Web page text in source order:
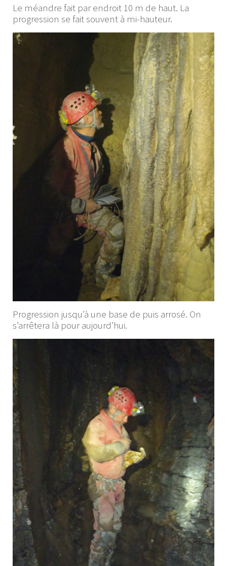
Le méandre fait par endroit 10 m de haut. La
progression se fait souvent à mi-hauteur.
Progression jusqu’à une base de puis arrosé. On
s’arrêtera là pour aujourd’hui.